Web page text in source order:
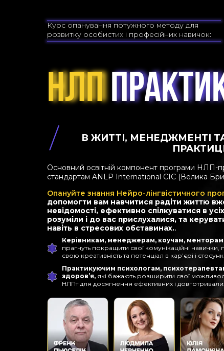
Курс опанування потужного методу для
розвитку особистих і професійних навичок:
НЛП
НЛП
В ЖИТТІ, МЕНЕДЖМЕНТІ
Основний освітній компонент програми НЛП-
стандартам ANLP International CIC (Велика
Опануйте знання Нейро-лінгвістичного
допомогти вам навчитися радіти життю
невідомості, ефективно спілкуватися в
розуміли i до вас прислухалися, та
навіть в стресових обставинах..
Керівникам, менеджерам, коучам,
прагнуть покращити свої комунікаційні
свою креативність та потенціал в карʼєрі і
Практикуючим психологам,
здоров’я, які бажають розширити свої
НЛПт для досягнення ефективних і